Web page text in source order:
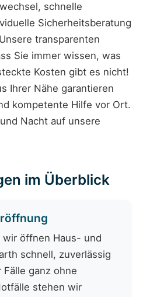
schnelle
Sicherheitsberatung
transparenten
Sie immer wissen, was
Kosten gibt es nicht!
Ihrer Nähe garantieren
kompetente Hilfe vor Ort.
Nacht auf unsere
im Überblick
öffnen Haus- und
schnell, zuverlässig
ganz ohne
stehen wir